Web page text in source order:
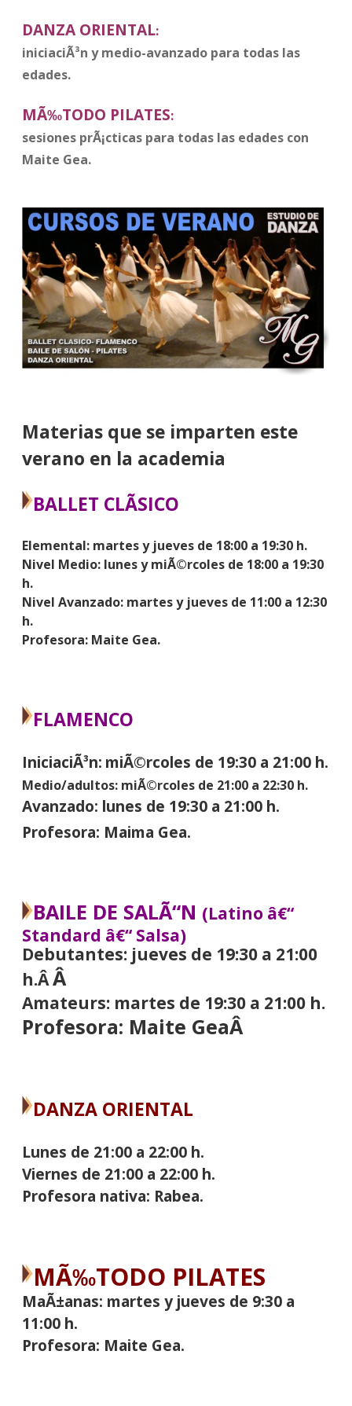
DANZA ORIENTAL:
iniciaciÃ³n y medio-avanzado para todas las
edades.
MÃ‰TODO PILATES:
sesiones prÃ¡cticas para todas las edades con
Maite Gea.
Materias que se imparten este
verano en la academia
BALLET CLÃSICO
Elemental: martes y jueves de 18:00 a 19:30 h.
Nivel Medio: lunes y miÃ©rcoles de 18:00 a 19:30
h.
Nivel Avanzado: martes y jueves de 11:00 a 12:30
h.
Profesora: Maite Gea.
FLAMENCO
IniciaciÃ³n: miÃ©rcoles de 19:30 a 21:00 h.
Medio/adultos: miÃ©rcoles de 21:00 a 22:30 h.
Avanzado: lunes de 19:30 a 21:00 h.
Profesora: Maima Gea.
BAILE DE SALÃ“N (Latino â€“
Standard â€“ Salsa)
Debutantes: jueves de 19:30 a 21:00
h.ÂÂ
Amateurs: martes de 19:30 a 21:00 h.
Profesora: Maite GeaÂ
DANZA ORIENTAL
Lunes de 21:00 a 22:00 h.
Viernes de 21:00 a 22:00 h.
Profesora nativa: Rabea.
MÃ‰TODO PILATES
MaÃ±anas: martes y jueves de 9:30 a
11:00 h.
Profesora: Maite Gea.